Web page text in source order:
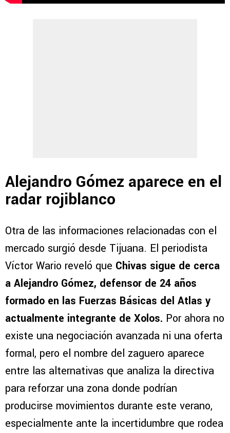
Alejandro Gómez aparece en el
radar rojiblanco
Otra de las informaciones relacionadas con el
mercado surgió desde Tijuana. El periodista
Víctor Wario reveló que Chivas sigue de cerca
a Alejandro Gómez, defensor de 24 años
formado en las Fuerzas Básicas del Atlas y
actualmente integrante de Xolos. Por ahora no
existe una negociación avanzada ni una oferta
formal, pero el nombre del zaguero aparece
entre las alternativas que analiza la directiva
para reforzar una zona donde podrían
producirse movimientos durante este verano,
especialmente ante la incertidumbre que rodea